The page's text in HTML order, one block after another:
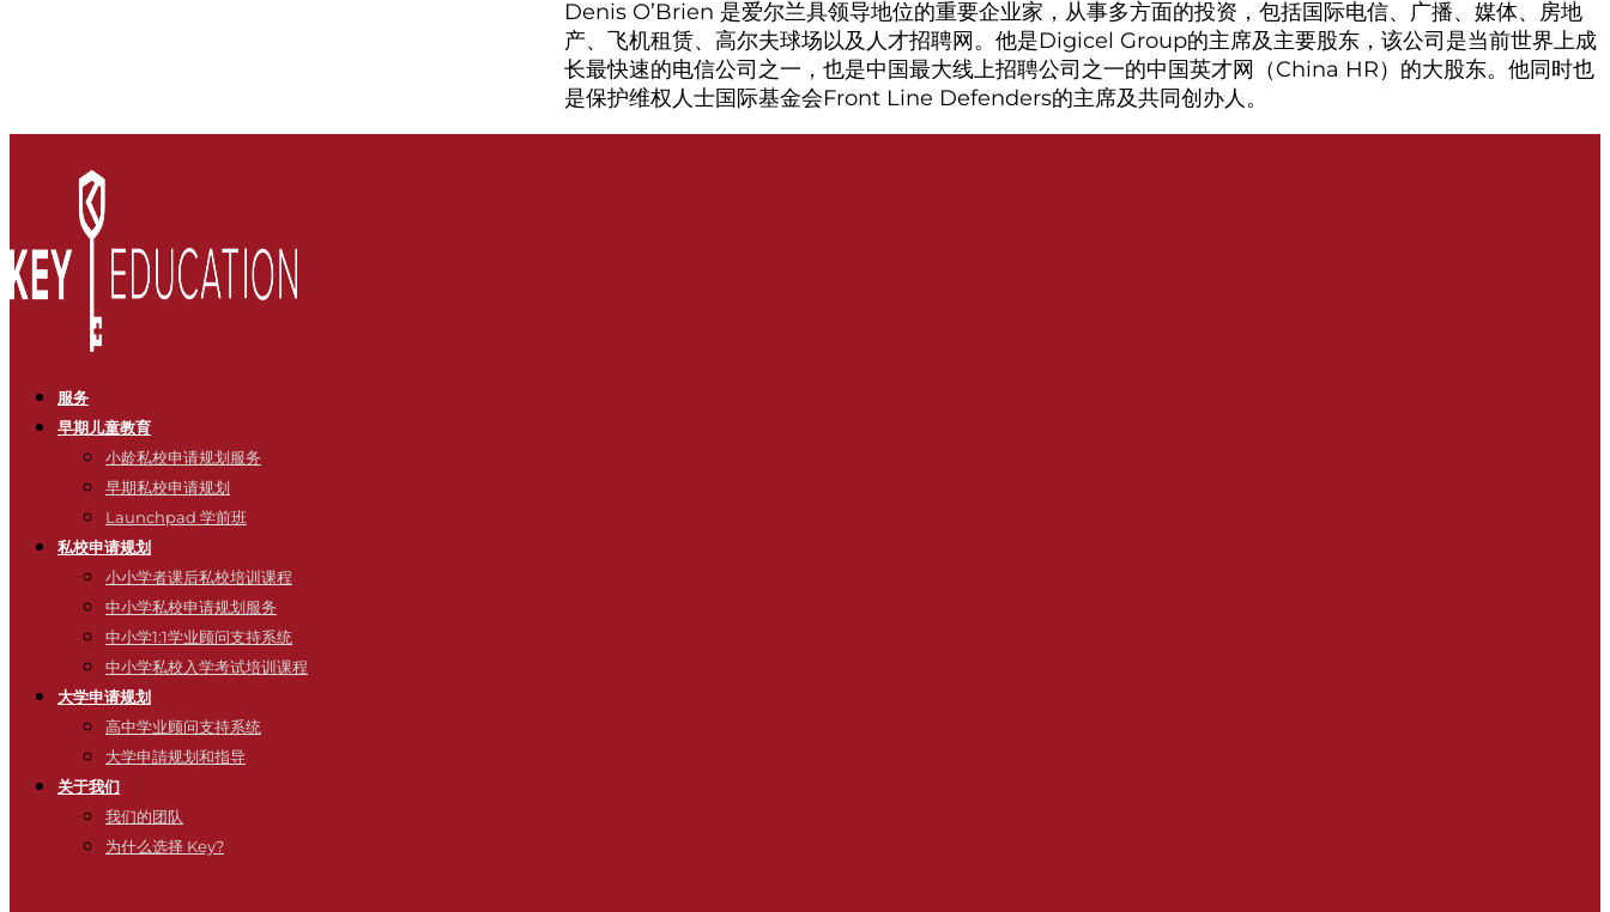
Denis O’Brien 是爱尔兰具领导地位的重要企业家，从事多方面的投资，包括国际电信、广播、媒体、房地
产、飞机租赁、高尔夫球场以及人才招聘网。他是Digicel Group的主席及主要股东，该公司是当前世界上成
长最快速的电信公司之一，也是中国最大线上招聘公司之一的中国英才网（China HR）的大股东。他同时也
是保护维权人士国际基金会Front Line Defenders的主席及共同创办人。
服务
早期儿童教育
小龄私校申请规划服务
早期私校申请规划
Launchpad 学前班
私校申请规划
小小学者课后私校培训课程
中小学私校申请规划服务
中小学1:1学业顾问支持系统
中小学私校入学考试培训课程
大学申请规划
高中学业顾问支持系统
大学申請规划和指导
关于我们
我们的团队
为什么选择 Key?